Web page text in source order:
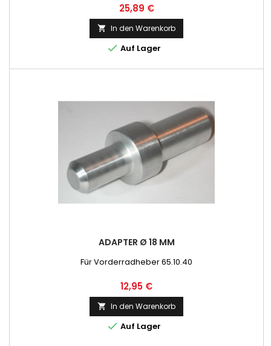
Preis
25,89 €
 In den Warenkorb
 Auf Lager
ADAPTER Ø 18 MM
Für Vorderradheber 65.10.40
Preis
12,95 €
 In den Warenkorb
 Auf Lager